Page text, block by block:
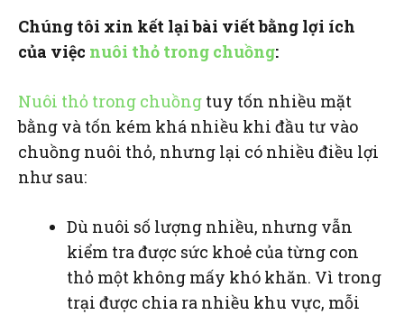
Chúng tôi xin kết lại bài viết bằng lợi ích
của việc nuôi thỏ trong chuồng:
Nuôi thỏ trong chuồng tuy tốn nhiều mặt
bằng và tốn kém khá nhiều khi đầu tư vào
chuồng nuôi thỏ, nhưng lại có nhiều điều lợi
như sau:
Dù nuôi số lượng nhiều, nhưng vẫn
kiểm tra được sức khoẻ của từng con
thỏ một không mấy khó khăn. Vì trong
trại được chia ra nhiều khu vực, mỗi